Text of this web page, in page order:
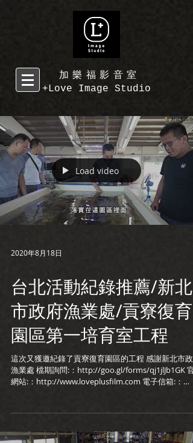
加樂福影音室
+Love Image Studio
Load video
2020年8月18日
台北活動紀錄推薦/新北
市政府漁業處/貢寮復育
園區第一培育室工程
這次又獲邀紀錄了貢寮復育園區的工程 感謝新北市政府
漁業處 檔期詢問:：http://goo.gl/forms/qj1jlJb1GK 官方
網站:：http://www.loveplusfilm.com 電子信箱:：